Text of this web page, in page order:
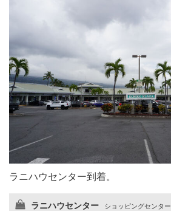
ラニハウセンター到着。
ラニハウセンター ショッピングセンター